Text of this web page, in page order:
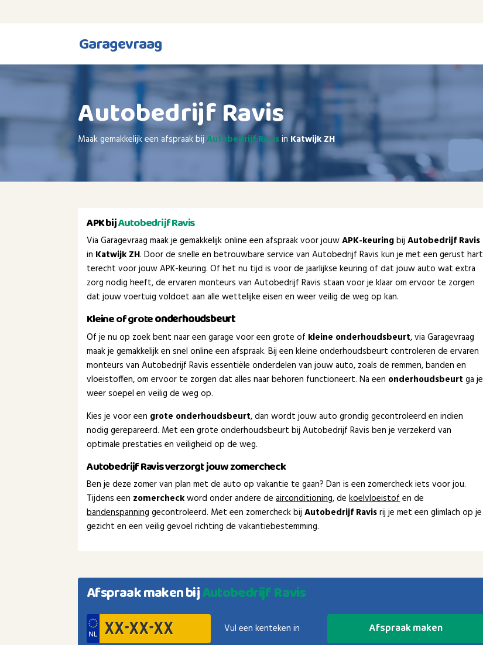
Garagevraag
Autobedrijf Ravis
Maak gemakkelijk een afspraak bijAutobedrijf RavisinKatwijk ZH
APK bijAutobedrijf Ravis
Via Garagevraag maak je gemakkelijk online een afspraak voor jouwAPK-keuringbijAutobedrijf Ravis
in Katwijk ZH. Door de snelle en betrouwbare service van Autobedrijf Ravis kun je met een gerust hart
terecht voor jouw APK-keuring. Of het nu tijd is voor de jaarlijkse keuring of dat jouw auto wat extra
zorg nodig heeft, de ervaren monteurs van Autobedrijf Ravis staan voor je klaar om ervoor te zorgen
dat jouw voertuig voldoet aan alle wettelijke eisen en weer veilig de weg op kan.
Kleine of groteonderhoudsbeurt
Of je nu op zoek bent naar een garage voor een grote of kleine onderhoudsbeurt, via Garagevraag
maak je gemakkelijk en snel online een afspraak. Bij een kleine onderhoudsbeurt controleren de ervaren
monteurs van Autobedrijf Ravis essentiële onderdelen van jouw auto, zoals de remmen, banden en
vloeistoffen, om ervoor te zorgen dat alles naar behoren functioneert. Na een onderhoudsbeurt ga je
weer soepel en veilig de weg op.
Kies je voor een grote onderhoudsbeurt, dan wordt jouw auto grondig gecontroleerd en indien
nodig gerepareerd. Met een grote onderhoudsbeurt bij Autobedrijf Ravis ben je verzekerd van
optimale prestaties en veiligheid op de weg.
Autobedrijf Ravis verzorgt jouw zomercheck
Ben je deze zomer van plan met de auto op vakantie te gaan? Dan is een zomercheck iets voor jou.
Tijdens een zomercheckword onder andere deairconditioning, dekoelvloeistofen de
bandenspanning gecontroleerd. Met een zomercheck bijAutobedrijf Ravisrij je met een glimlach op je
gezicht en een veilig gevoel richting de vakantiebestemming.
Afspraak maken bijAutobedrijf Ravis
Vul een kenteken in Afspraak maken